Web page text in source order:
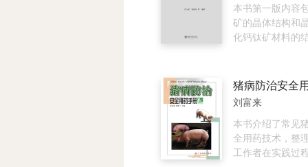
中国人自己编写
中国建筑史。其
发展顺序：上古
及了中国历史上
筑类型，小到阶
础、斗栱、雕饰
陵墓、石窟、寺
宅、都市。在丰
基础上，列举实
本书第一版内容
矿的晶体结构和
化钙钛矿材料的
电子传输体系、
系、界面修饰及
化钙钛矿太阳能
以及电池稳定性
还包括材料的光
制，材料中离子
猪病防治安全
刘富来
本书介绍了常见
全用药技术，整
工作者在实践过